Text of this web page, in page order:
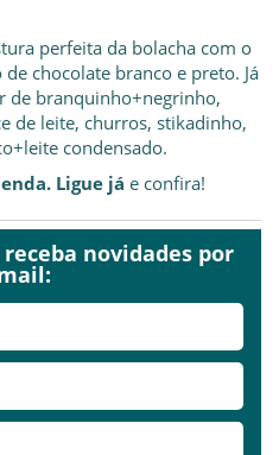
perfeita da bolacha com o
de chocolate branco e preto. Já
de branquinho+negrinho,
de leite, churros, stikadinho,
condensado.
Ligue já e confira!
e deixe sua avaliação!
novidades por